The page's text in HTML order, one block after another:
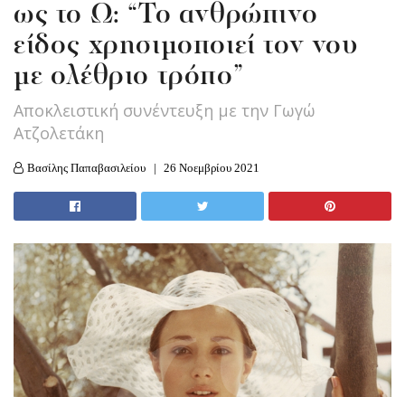
ως το Ω: “Το ανθρώπινο
είδος χρησιμοποιεί τον νου
με ολέθριο τρόπο”
Αποκλειστική συνέντευξη με την Γωγώ
Ατζολετάκη
Βασίλης Παπαβασιλείου 26 Νοεμβρίου 2021